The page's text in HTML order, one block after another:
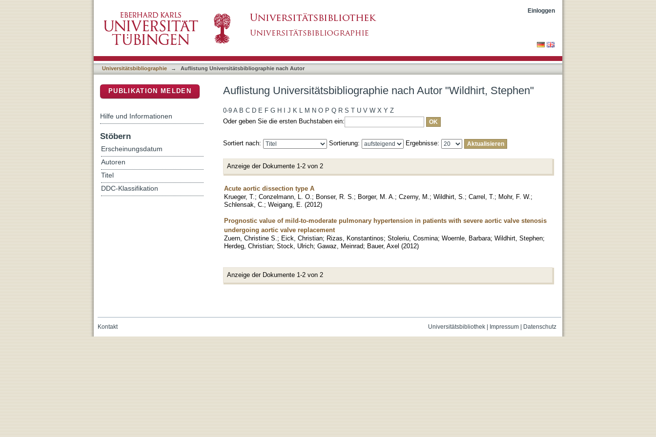
Einloggen
Universitätsbibliographie → Auflistung Universitätsbibliographie nach Autor
Auflistung Universitätsbibliographie nach Autor "Wildhirt, Stephen"
0-9 A B C D E F G H J K L M N O P Q R S T U V W X Y Z
Oder geben Sie die ersten Buchstaben ein:
Sortiert nach: Sortierung: Ergebnisse:
Anzeige der Dokumente 1-2 von 2
Acute aortic dissection type A
Krueger, T. ; Conzelmann, L. O. ; Bonser, R. S. ; Borger, M. A. ; Czerny, M. ; Wildhirt, S. ; Carrel, T. ; Mohr, F. W. ;
Schlensak, C. ; Weigang, E. (2012)
Prognostic value of mild-to-moderate pulmonary hypertension in patients with severe aortic valve stenosis
undergoing aortic valve replacement
Zuern, Christine S. ; Eick, Christian; Rizas, Konstantinos; Stoleriu, Cosmina; Woernle, Barbara; Wildhirt, Stephen;
Herdeg, Christian; Stock, Ulrich; Gawaz, Meinrad; Bauer, Axel (2012)
Anzeige der Dokumente 1-2 von 2
PUBLIKATION MELDEN
Hilfe und Informationen
Stöbern
Erscheinungsdatum
Autoren
Titel
DDC-Klassifikation
Universitätsbibliothek| Impressum| Datenschutz
Kontakt